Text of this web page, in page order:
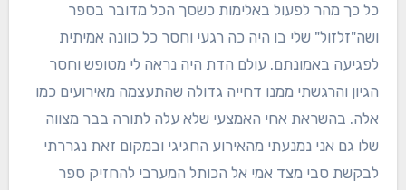
כל כך מהר לפעול באלימות כשסך הכל מדובר בספר
ושה"זלזול" שלי בו היה כה רגעי וחסר כל כוונה אמיתית
לפגיעה באמונתם. עולם הדת היה נראה לי מטופש וחסר
הגיון והרגשתי ממנו דחייה גדולה שהתעצמה מאירועים כמו
אלה. בהשראת אחי האמצעי שלא עלה לתורה בבר מצווה
שלו גם אני נמנעתי מהאירוע החגיגי ובמקום זאת נגררתי
לבקשת סבי מצד אמי אל הכותל המערבי להחזיק ספר